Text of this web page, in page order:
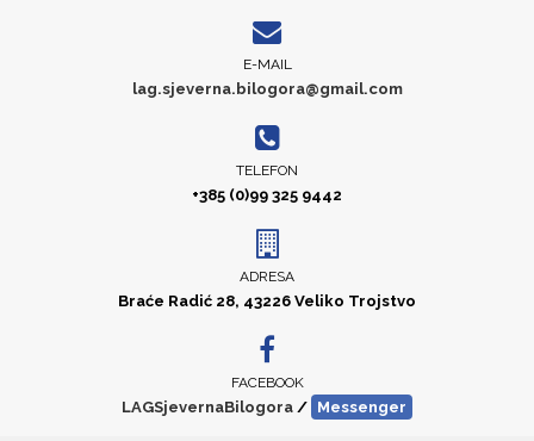
E-MAIL
lag.sjeverna.bilogora@gmail.com
TELEFON
+385 (0)99 325 9442
ADRESA
Braće Radić 28, 43226 Veliko Trojstvo
FACEBOOK
LAGSjevernaBilogora / Messenger